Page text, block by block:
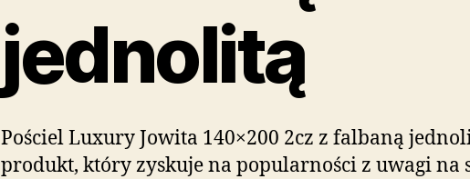
jednolitą
Pościel Luxury Jowita 140×200 2cz z falbaną
produkt, który zyskuje na popularności z uwagi na